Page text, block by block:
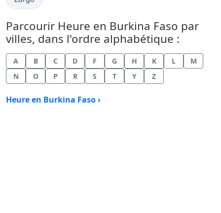
Parcourir Heure en Burkina Faso par
villes, dans l'ordre alphabétique :
A B C D F G H K L
M
N
O P R S T Y Z
Heure en Burkina Faso ›